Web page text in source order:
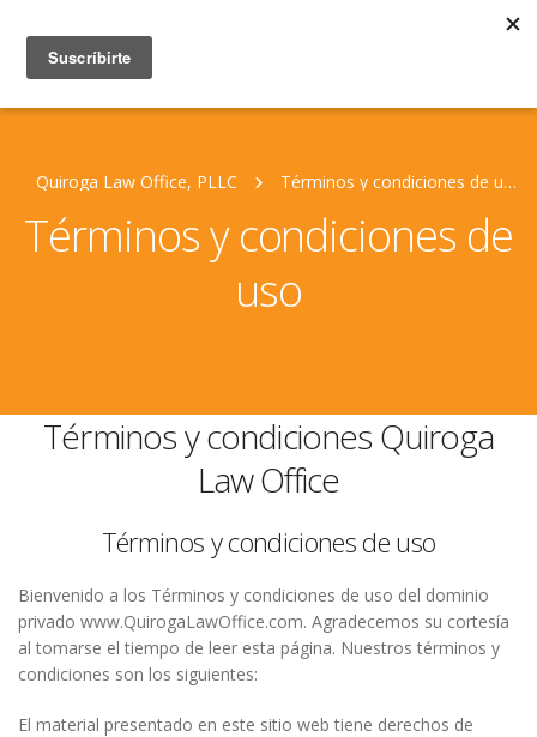
Quiroga Law Office, PLLC Términos y condiciones de uso
Términos y condiciones de
uso
Términos y condiciones Quiroga
Law Office
Términos y condiciones de uso
Bienvenido a los Términos y condiciones de uso del dominio
privado www.QuirogaLawOffice.com. Agradecemos su cortesía
al tomarse el tiempo de leer esta página. Nuestros términos y
condiciones son los siguientes:
El material presentado en este sitio web tiene derechos de